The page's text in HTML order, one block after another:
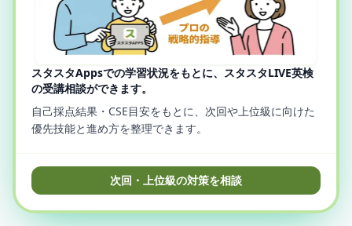
スタスタAppsでの学習状況をもとに、スタスタLIVE英検
の受講相談ができます。
自己採点結果・CSE目安をもとに、次回や上位級に向けた
優先技能と進め方を整理できます。
次回・上位級の対策を相談